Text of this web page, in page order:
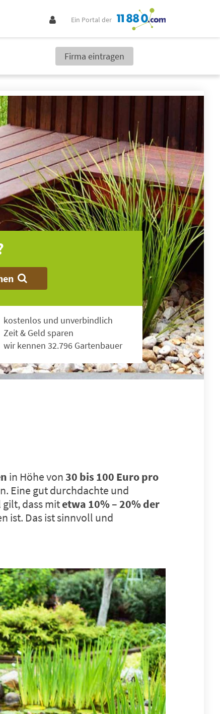
Ein Portal der
Firma eintragen
Gartenbauer finden
kostenlos und unverbindlich
Zeit & Geld sparen
wir kennen 32.796 Gartenbauer
in Höhe von30 bis 100 Europro
Eine gut durchdachte und
dass mitetwa 10% – 20% der
ist. Das ist sinnvoll und